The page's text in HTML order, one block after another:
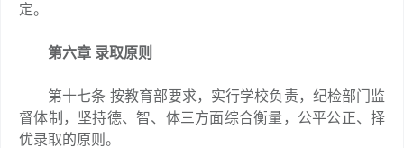
定。
第六章 录取原则
第十七条 按教育部要求，实行学校负责，纪检部门监
督体制，坚持德、智、体三方面综合衡量，公平公正、择
优录取的原则。